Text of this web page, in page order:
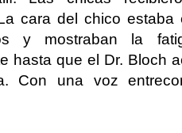
cara del chico
y mostraban la
hasta que el Dr. Bloch
Con una voz